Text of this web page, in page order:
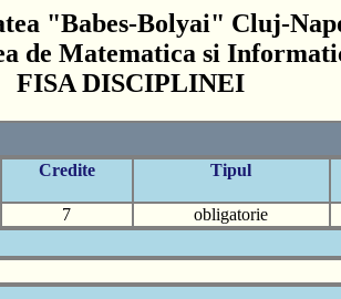
"Babes-Bolyai" Cluj-
de Matematica si
FISA DISCIPLINEI
Credite Tipul
7 obligatorie